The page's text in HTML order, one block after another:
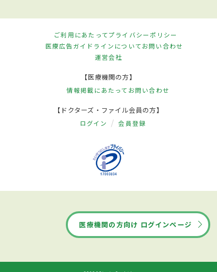
ご利用にあたってプライバシーポリシー
医療広告ガイドラインについてお問い合わせ
運営会社
【医療機関の方】
情報掲載にあたって お問い合わせ
【ドクターズ・ファイル会員の方】
ログイン 会員登録
医療機関の方向け ログインページ